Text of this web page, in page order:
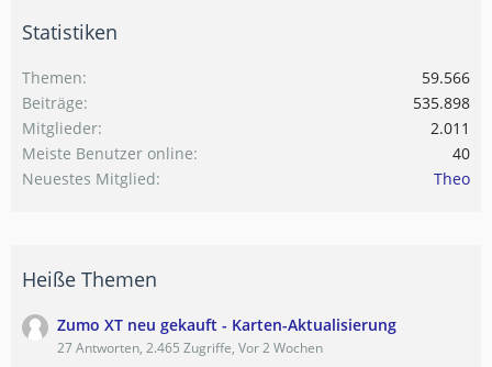
Statistiken
Themen
59.566
Beiträge
535.898
Mitglieder
2.011
Meiste Benutzer online
40
Neuestes Mitglied
Theo
Heiße Themen
Zumo XT neu gekauft - Karten-Aktualisierung
27 Antworten, 2.465 Zugriffe, Vor 2 Wochen